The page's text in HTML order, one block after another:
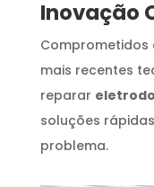
Inovação
Comprometidos
mais recentes
reparar
soluções
problema.